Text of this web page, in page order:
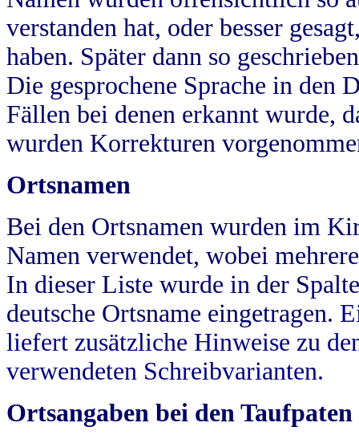
verstanden hat, oder besser
haben. Später dann so
Die gesprochene Sprache in
Fällen bei denen erkannt wurde,
wurden Korrekturen
Ortsnamen
Bei den Ortsnamen wurden im
Namen verwendet, wobei
In dieser Liste wurde in der
deutsche Ortsname eingetragen.
liefert zusätzliche Hinweise zu
verwendeten Schreibvarianten.
Ortsangaben bei den Taufpaten